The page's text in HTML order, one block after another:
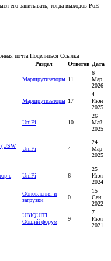
его запитывать, когда выходов PoE
почта Поделиться Ссылка
Раздел Ответов Дата
Маршрутизаторы 11
6
Мар
2026
Маршрутизаторы 17
4
Июн
2025
UniFi 10
26
Май
2025
UniFi 4
24
Мар
2025
с
UniFi 6
25
Июл
2024
Обновления и
загрузки
0
15
Сен
2022
UBIQUITI
Общий форум
9
7
Июл
2021